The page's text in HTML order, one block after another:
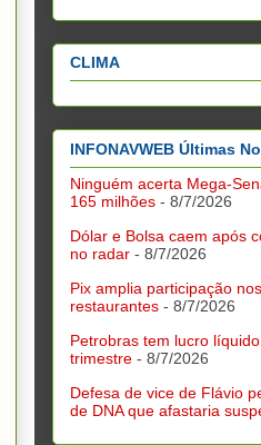
CLIMA
INFONAVWEB Últimas
Ninguém acerta Mega-
165 milhões - 8/7/2026
Dólar e Bolsa caem após
no radar - 8/7/2026
Pix amplia participação
restaurantes - 8/7/2026
Petrobras tem lucro
trimestre - 8/7/2026
Defesa de vice de Flávio
de DNA que afastaria